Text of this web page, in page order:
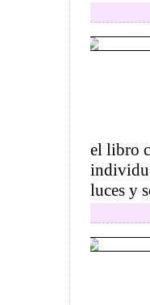
el libro
luces y